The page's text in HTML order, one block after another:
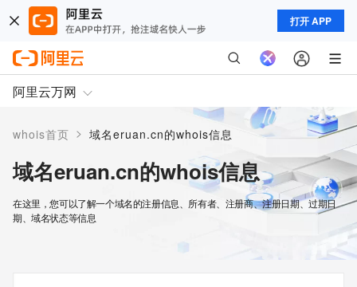
打开 APP
阿里云万网
whois首页 > 域名eruan.cn的whois信息
域名eruan.cn的whois信息
在这里，您可以了解一个域名的注册信息、所有者、注册商、注册日期、过期日
期、域名状态等信息